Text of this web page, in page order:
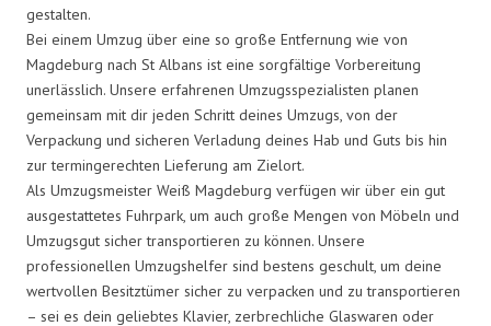
gestalten.
Bei einem Umzug über eine so große Entfernung wie von
Magdeburg nach St Albans ist eine sorgfältige Vorbereitung
unerlässlich. Unsere erfahrenen Umzugsspezialisten planen
gemeinsam mit dir jeden Schritt deines Umzugs, von der
Verpackung und sicheren Verladung deines Hab und Guts bis hin
zur termingerechten Lieferung am Zielort.
Als Umzugsmeister Weiß Magdeburg verfügen wir über ein gut
ausgestattetes Fuhrpark, um auch große Mengen von Möbeln und
Umzugsgut sicher transportieren zu können. Unsere
professionellen Umzugshelfer sind bestens geschult, um deine
wertvollen Besitztümer sicher zu verpacken und zu transportieren
– sei es dein geliebtes Klavier, zerbrechliche Glaswaren oder